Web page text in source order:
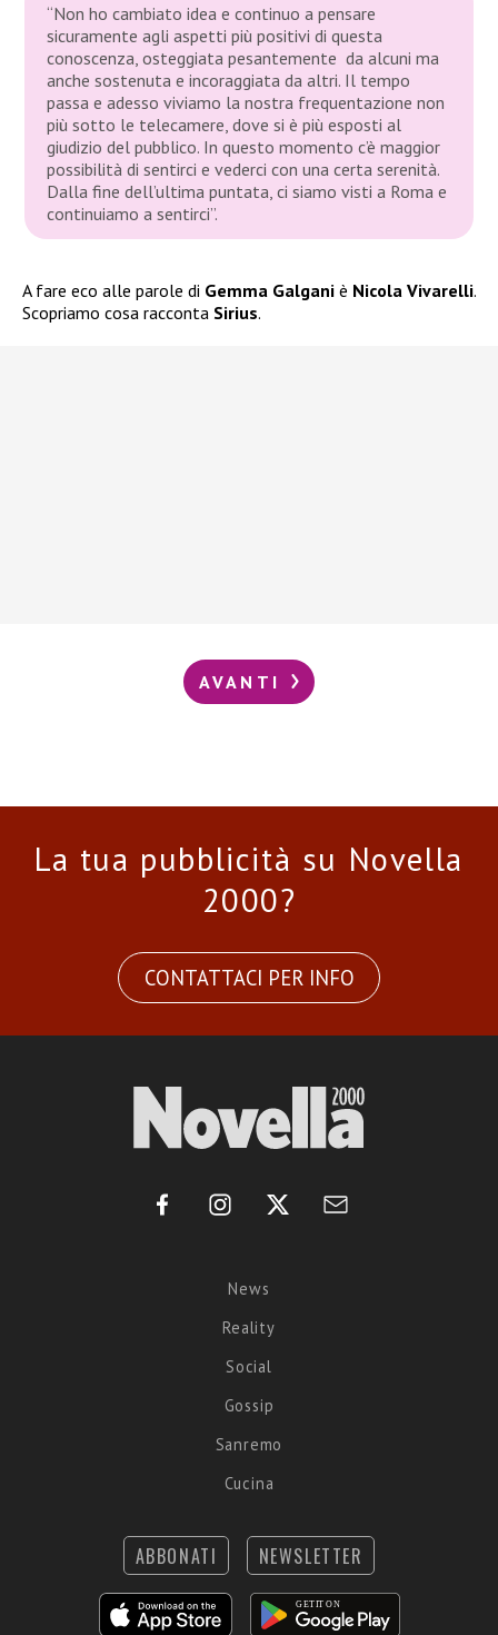
“Non ho cambiato idea e continuo a pensare
sicuramente agli aspetti più positivi di questa
conoscenza, osteggiata pesantemente da alcuni ma
anche sostenuta e incoraggiata da altri. Il tempo
passa e adesso viviamo la nostra frequentazione non
più sotto le telecamere, dove si è più esposti al
giudizio del pubblico. In questo momento c’è maggior
possibilità di sentirci e vederci con una certa serenità.
Dalla fine dell’ultima puntata, ci siamo visti a Roma e
continuiamo a sentirci”.
A fare eco alle parole di Gemma Galgani è Nicola Vivarelli.
Scopriamo cosa racconta Sirius.
AVANTI
La tua pubblicità su Novella
2000?
CONTATTACI PER INFO
News
Reality
Social
Gossip
Sanremo
Cucina
ABBONATI NEWSLETTER